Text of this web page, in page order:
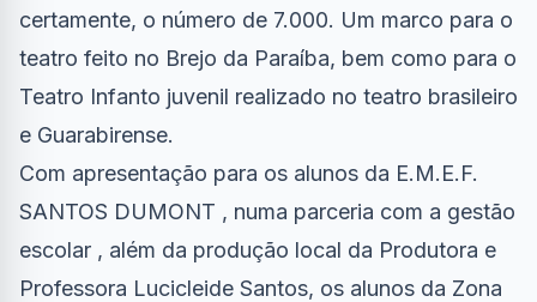
certamente, o número de 7.000. Um marco para o
teatro feito no Brejo da Paraíba, bem como para o
Teatro Infanto juvenil realizado no teatro brasileiro
e Guarabirense.
Com apresentação para os alunos da E.M.E.F.
SANTOS DUMONT , numa parceria com a gestão
escolar , além da produção local da Produtora e
Professora Lucicleide Santos, os alunos da Zona